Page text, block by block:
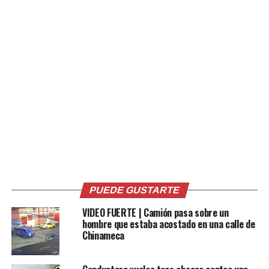
Me gusta esto:
PUEDE GUSTARTE
VIDEO FUERTE | Camión pasa sobre un
hombre que estaba acostado en una calle de
Chinameca